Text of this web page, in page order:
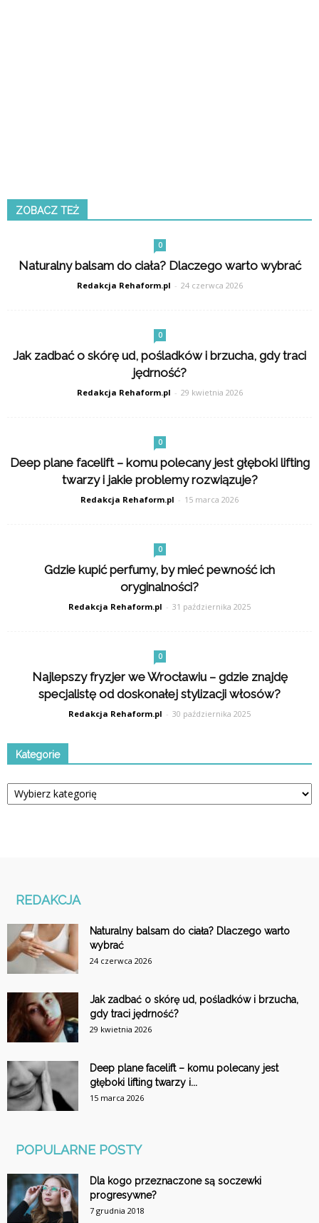
ZOBACZ TEŻ
0
Naturalny balsam do ciała? Dlaczego warto wybrać
Redakcja Rehaform.pl - 24 czerwca 2026
0
Jak zadbać o skórę ud, pośladków i brzucha, gdy traci
jędrność?
Redakcja Rehaform.pl - 29 kwietnia 2026
0
Deep plane facelift – komu polecany jest głęboki lifting
twarzy i jakie problemy rozwiązuje?
Redakcja Rehaform.pl - 15 marca 2026
0
Gdzie kupić perfumy, by mieć pewność ich
oryginalności?
Redakcja Rehaform.pl - 31 października 2025
0
Najlepszy fryzjer we Wrocławiu – gdzie znajdę
specjalistę od doskonałej stylizacji włosów?
Redakcja Rehaform.pl - 30 października 2025
Kategorie
Kategorie
REDAKCJA
Naturalny balsam do ciała? Dlaczego warto
wybrać
24 czerwca 2026
Jak zadbać o skórę ud, pośladków i brzucha,
gdy traci jędrność?
29 kwietnia 2026
Deep plane facelift – komu polecany jest
głęboki lifting twarzy i...
15 marca 2026
POPULARNE POSTY
Dla kogo przeznaczone są soczewki
progresywne?
7 grudnia 2018